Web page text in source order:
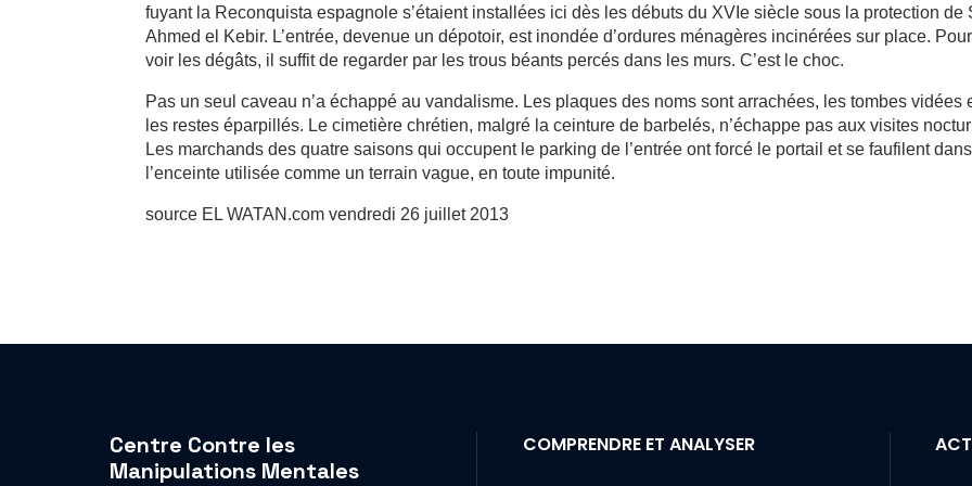
fuyant la Reconquista espagnole s’étaient installées ici dès les débuts du XVIe siècle sous la protection de
Ahmed el Kebir. L’entrée, devenue un dépotoir, est inondée d’ordures ménagères incinérées sur place. Pour
voir les dégâts, il suffit de regarder par les trous béants percés dans les murs. C’est le choc.
Pas un seul caveau n’a échappé au vandalisme. Les plaques des noms sont arrachées, les tombes vidées
les restes éparpillés. Le cimetière chrétien, malgré la ceinture de barbelés, n’échappe pas aux visites
Les marchands des quatre saisons qui occupent le parking de l’entrée ont forcé le portail et se faufilent dans
l’enceinte utilisée comme un terrain vague, en toute impunité.
source EL WATAN.com vendredi 26 juillet 2013
Centre Contre les
Manipulations Mentales
COMPRENDRE ET ANALYSER